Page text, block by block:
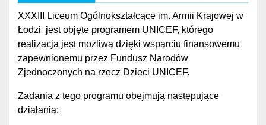
XXXIII Liceum Ogólnokształcące im. Armii Krajowej w
Łodzi jest objęte programem UNICEF, którego
realizacja jest możliwa dzięki wsparciu finansowemu
zapewnionemu przez Fundusz Narodów
Zjednoczonych na rzecz Dzieci UNICEF.
Zadania z tego programu obejmują następujące
działania: